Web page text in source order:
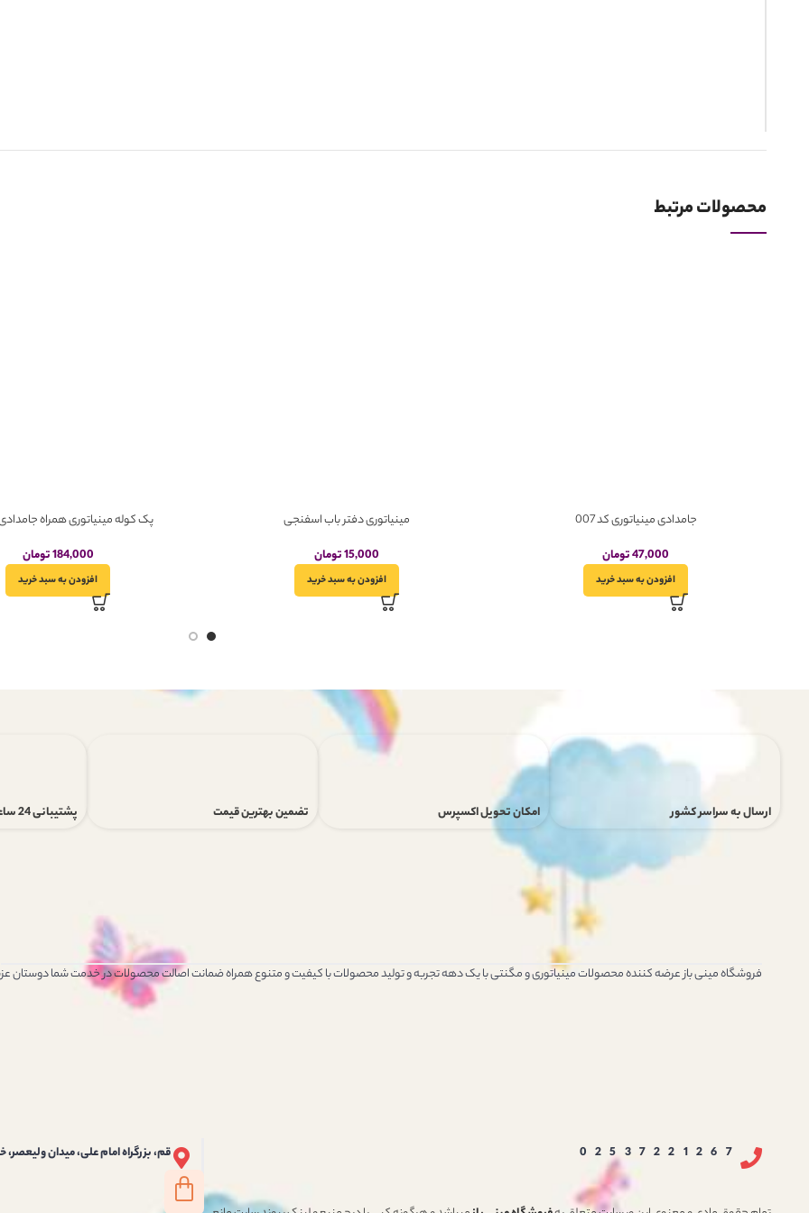
محصولات مرتبط
جامدادی مینیاتوری کد 007
47,000تومان
افزودن به سبد خرید
مینیاتوری دفتر باب اسفنجی
15,000تومان
افزودن به سبد خرید
پک کوله مینیاتوری همراه جامدادی
184,000تومان
افزودن به سبد خرید
ارسال به سراسر کشور امکان تحویل اکسپرس تضمین بهترین قیمت پشتیبانی 24 ساعته
فروشگاه مینی باز عرضه کننده محصولات مینیاتوری و مگنتی با یک دهه تجربه و تولید محصولات با کیفیت و متنوع همراه ضمانت اصالت محصولات در خدمت شما دوستان
02537221267 قم، بزرگراه امام علی، میدان ولیعصر،